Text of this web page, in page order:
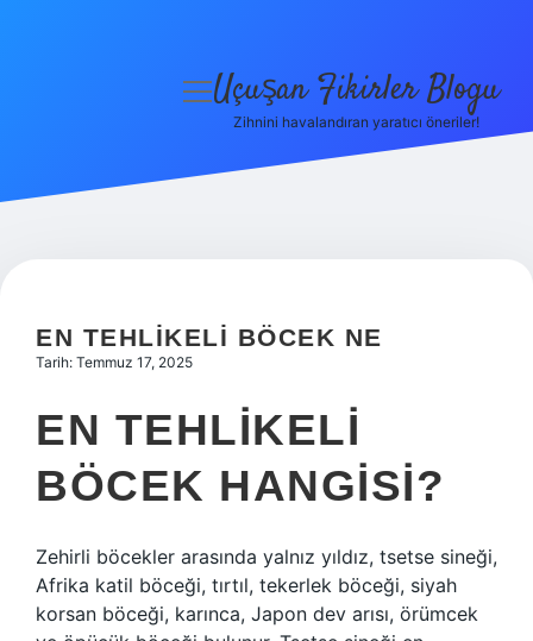
Hakkımızda
menüyü
Uçuşan Fikirler Blogu
Zihnini havalandıran yaratıcı öneriler!
EN TEHLIKELI BÖCEK NE
Tarih: Temmuz 17, 2025
EN TEHLIKELI
BÖCEK HANGISI?
Zehirli böcekler arasında yalnız yıldız, tsetse sineği,
Afrika katil böceği, tırtıl, tekerlek böceği, siyah
korsan böceği, karınca, Japon dev arısı, örümcek